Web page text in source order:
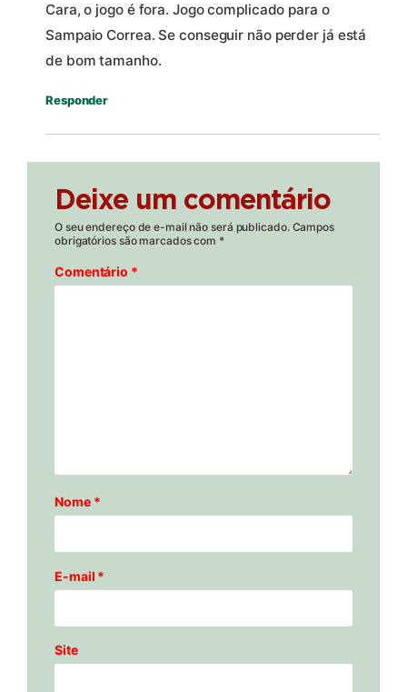
Cara, o jogo é fora. Jogo complicado para o
Sampaio Correa. Se conseguir não perder já está
de bom tamanho.
Responder
Deixe um comentário
O seu endereço de e-mail não será publicado. Campos
obrigatórios são marcados com *
Comentário *
Nome *
E-mail *
Site